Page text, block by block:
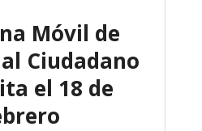
Móvil de
Ciudadano
el 18 de